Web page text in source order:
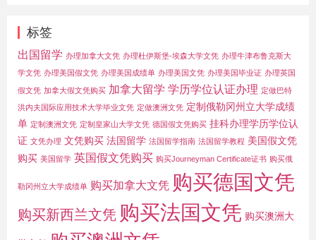
标签
出国留学 办理加拿大文凭 办理杜伊斯堡-埃森大学文凭 办理牛津布鲁克斯大
学文凭 办理美国假文凭 办理美国成绩单 办理美国文凭 办理美国毕业证 办理英国
假文凭 加拿大假文凭购买 加拿大留学 学历学位认证办理 定做巴特
洪内夫国际应用技术大学毕业文凭 定做澳洲文凭 定制俄勒冈州立大学成绩
单 定制澳洲文凭 定制皇家山大学文凭 德国假文凭购买 挂科办理学历学位认
证 文凭办理 文凭购买 法国留学 法国留学指南 法国留学教程 美国假文凭
购买 美国留学 英国假文凭购买 购买Journeyman Certificate证书 购买俄
勒冈州立大学成绩单 购买加拿大文凭 购买德国文凭
购买新西兰文凭 购买法国文凭 购买澳洲大